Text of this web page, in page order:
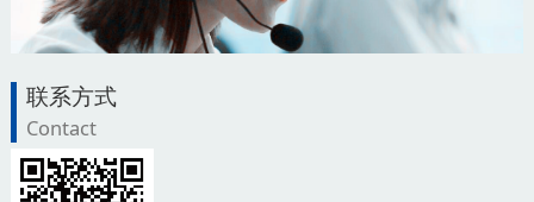
联系方式
Contact